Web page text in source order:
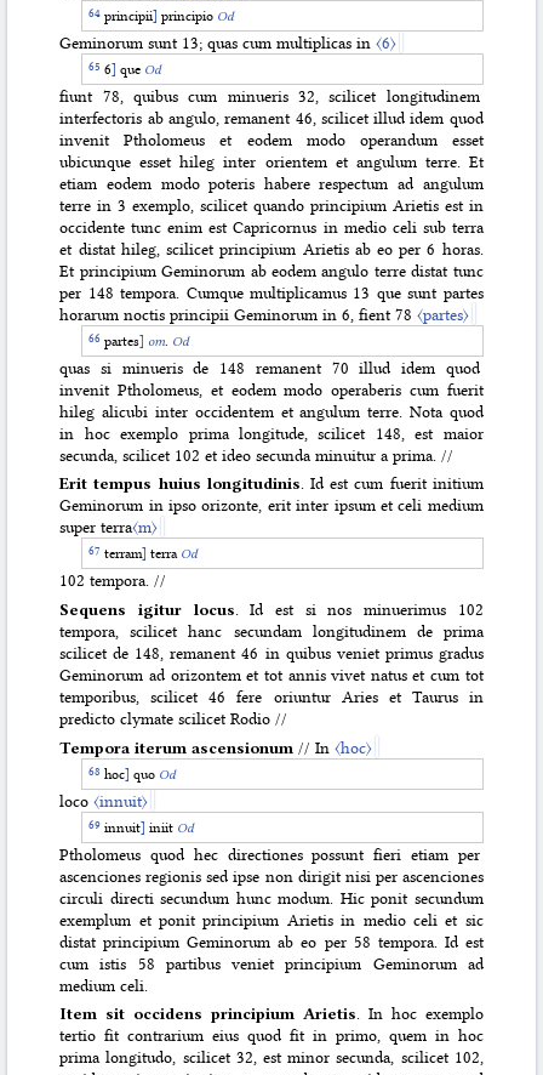
principii] principio Od
Geminorum sunt 13; quas cum multiplicas in〈6〉
6] que Od
fiunt 78, quibus cum minueris 32, scilicet longitudinem
interfectoris ab angulo, remanent 46, scilicet illud idem quod
invenit Ptholomeus et eodem modo operandum esset
ubicunque esset hileg inter orientem et angulum terre. Et
etiam eodem modo poteris habere respectum ad angulum
terre in 3 exemplo, scilicet quando principium Arietis est in
occidente tunc enim est Capricornus in medio celi sub terra
et distat hileg, scilicet principium Arietis ab eo per 6 horas.
Et principium Geminorum ab eodem angulo terre distat tunc
per 148 tempora. Cumque multiplicamus 13 que sunt partes
horarum noctis principii Geminorum in 6, fient 78〈partes〉
partes] om. Od
quas si minueris de 148 remanent 70 illud idem quod
invenit Ptholomeus, et eodem modo operaberis cum fuerit
hileg alicubi inter occidentem et angulum terre. Nota quod
in hoc exemplo prima longitude, scilicet 148, est maior
secunda, scilicet 102 et ideo secunda minuitur a prima. //
Erit tempus huius longitudinis. Id est cum fuerit initium
Geminorum in ipso orizonte, erit inter ipsum et celi medium
super terra〈m〉
terram] terra Od
102 tempora. //
Sequens igitur locus . Id est si nos minuerimus 102
tempora, scilicet hanc secundam longitudinem de prima
scilicet de 148, remanent 46 in quibus veniet primus gradus
Geminorum ad orizontem et tot annis vivet natus et cum tot
temporibus, scilicet 46 fere oriuntur Aries et Taurus in
predicto clymate scilicet Rodio //
Tempora iterum ascensionum // In〈hoc〉
hoc] quo Od
loco〈innuit〉
innuit] iniit Od
Ptholomeus quod hec directiones possunt fieri etiam per
ascenciones regionis sed ipse non dirigit nisi per ascenciones
circuli directi secundum hunc modum. Hic ponit secundum
exemplum et ponit principium Arietis in medio celi et sic
distat principium Geminorum ab eo per 58 tempora. Id est
cum istis 58 partibus veniet principium Geminorum ad
medium celi.
Item sit occidens principium Arietis . In hoc exemplo
tertio fit contrarium eius quod fit in primo, quem in hoc
prima longitudo, scilicet 32, est minor secunda, scilicet 102,